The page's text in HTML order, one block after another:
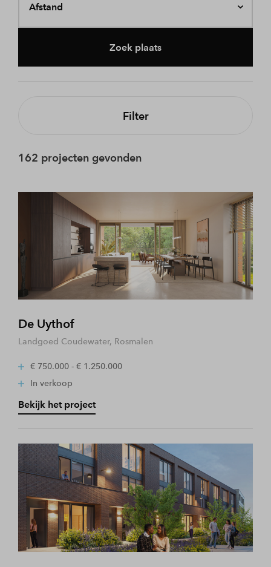
Afstand
Zoek plaats
Filter
162 projecten gevonden
De Uythof
Landgoed Coudewater, Rosmalen
€ 750.000 - € 1.250.000
In verkoop
Bekijk het project